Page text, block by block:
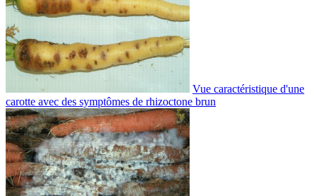
Vue caractéristique d'une
carotte avec des symptômes de rhizoctone brun